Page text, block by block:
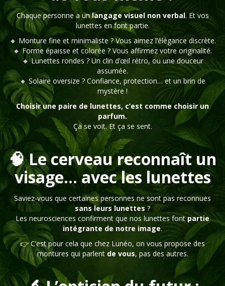
Chaque personne a unlangage visuel non verbal. Et vos
lunettes en font partie.
🔸 Monture fine et minimaliste ? Vous aimez l’élégance discrète.
🔸 Forme épaisse et colorée ? Vous affirmez votre originalité.
🔸 Lunettes rondes ? Un clin d’œil rétro, ou une douceur
assumée.
🔸 Solaire oversize ? Confiance, protection… et un brin de
mystère !
Choisir une paire de lunettes, c’est comme choisir un
parfum.
Ça se voit. Et ça se sent.
🧠 Le cerveau reconnaît un
visage… avec les lunettes
Saviez-vous que certaines personnes ne sont pas reconnues
sans leurs lunettes ?
Les neurosciences confirment que nos lunettes fontpartie
intégrante de notre image.
👉 C’est pour cela que chez Lunéo, on vous propose des
montures qui parlent de vous, pas des autres.